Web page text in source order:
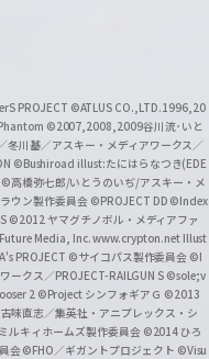
PROJECT ©ATLUS CO.,LTD.1996,20
©2007,2008,2009谷川流･いと
冬川基／アスキー・メディアワークス／
©Bushiroad illust:たにはらなつき(EDE
©高橋弥七郎/いとうのいぢ/アスキー・メ
ウン製作委員会 ©PROJECT DD ©Index
©2012 ヤマグチノボル・メディアファ
Media, Inc. www.crypton.net Illust
PROJECT ©サイコパス製作委員会 ©I
ークス／PROJECT-RAILGUN S ©sole;v
2 ©Project シンフォギアＧ ©2013
味直志／集英社・アニプレックス・シ
ルキィホームズ製作委員会 ©2014 ひろ
会©FHO／ギガントプロジェクト ©Visu